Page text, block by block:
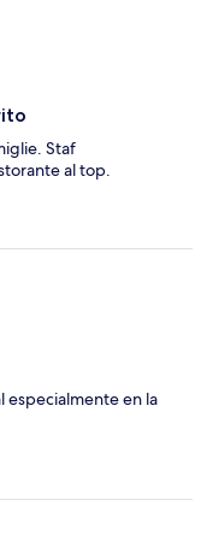
Staf
al top.
especialmente en la